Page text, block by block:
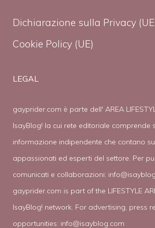
Dichiarazione sulla Privacy
Cookie Policy (UE)
LEGAL
gayprider.com è parte dell' AREA
IsayBlog! la cui rete editoriale comprende
informazione indipendente che contano
appassionati ed esperti del settore. Per
comunicati e collaborazioni:
gayprider.com is part of the LIFESTYLE
IsayBlog! network. For advertising, press
opportunities: info@isayblog.com